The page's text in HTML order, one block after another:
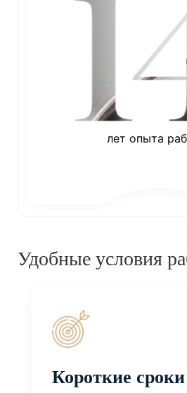
лет опыта
Удобные условия
Короткие сроки